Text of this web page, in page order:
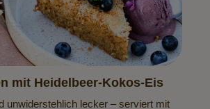
mit Heidelbeer-Kokos-Eis
unwiderstehlich lecker – serviert mit